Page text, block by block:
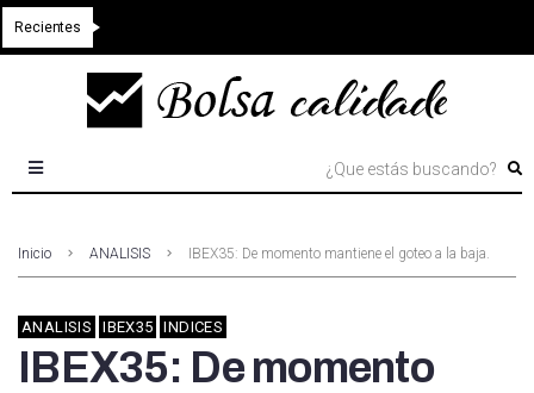
Recientes
Inicio ANALISIS IBEX35: De momento mantiene el goteo a la baja.
ANALISIS IBEX35 INDICES
IBEX35: De momento